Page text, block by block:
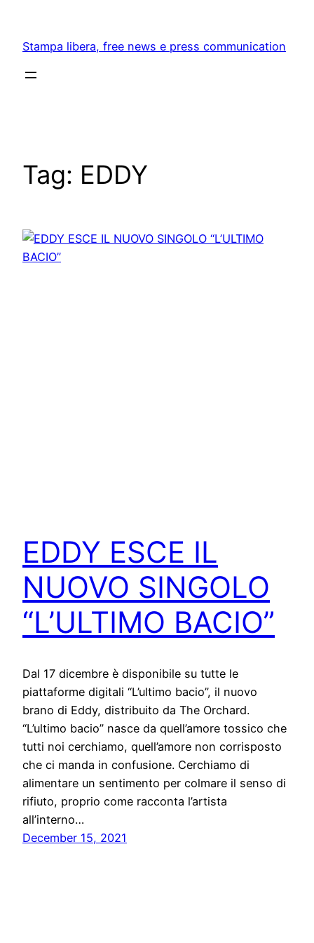
content
Stampa libera, free news e press communication
Tag: EDDY
EDDY ESCE IL
NUOVO SINGOLO
“L’ULTIMO BACIO”
Dal 17 dicembre è disponibile su tutte le
piattaforme digitali “L’ultimo bacio”, il nuovo
brano di Eddy, distribuito da The Orchard.
“L’ultimo bacio” nasce da quell’amore tossico che
tutti noi cerchiamo, quell’amore non corrisposto
che ci manda in confusione. Cerchiamo di
alimentare un sentimento per colmare il senso di
rifiuto, proprio come racconta l’artista
all’interno…
December 15, 2021